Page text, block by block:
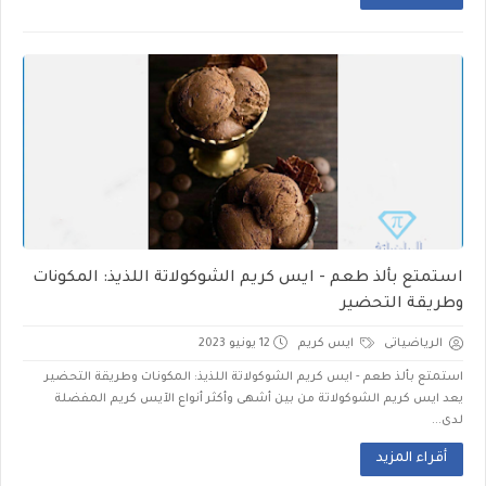
استمتع بألذ طعم - ايس كريم الشوكولاتة اللذيذ: المكونات
وطريقة التحضير
الرياضياتى ايس كريم 12 يونيو 2023
استمتع بألذ طعم - ايس كريم الشوكولاتة اللذيذ: المكونات وطريقة التحضير
يعد ايس كريم الشوكولاتة من بين أشهى وأكثر أنواع الآيس كريم المفضلة
لدى...
أقراء المزيد